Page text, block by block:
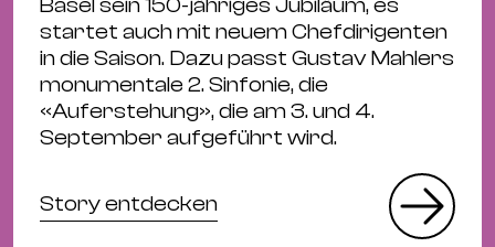
Basel sein 150-jähriges Jubiläum, es
startet auch mit neuem Chefdirigenten
in die Saison. Dazu passt Gustav Mahlers
monumentale 2. Sinfonie, die
«Auferstehung», die am 3. und 4.
September aufgeführt wird.
Story entdecken